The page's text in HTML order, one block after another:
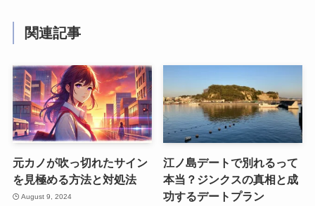
関連記事
元カノが吹っ切れたサイン
を見極める方法と対処法
August 9, 2024
江ノ島デートで別れるって
本当？ジンクスの真相と成
功するデートプラン